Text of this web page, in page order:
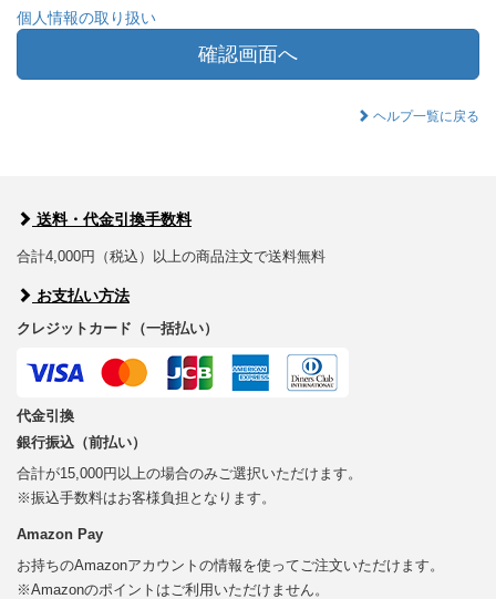
個人情報の取り扱い
確認画面へ
ヘルプ一覧に戻る
送料・代金引換手数料
合計4,000円（税込）以上の商品注文で送料無料
お支払い方法
クレジットカード（一括払い）
代金引換
銀行振込（前払い）
合計が15,000円以上の場合のみご選択いただけます。
※振込手数料はお客様負担となります。
Amazon Pay
お持ちのAmazonアカウントの情報を使ってご注文いただけます。
※Amazonのポイントはご利用いただけません。